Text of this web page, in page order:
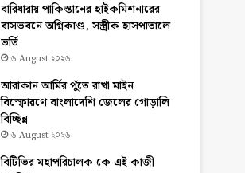
বারিধারায় পাকিস্তানের হাইকমিশনারের
বাসভবনে অগ্নিকাণ্ড, সস্ত্রীক হাসপাতালে
ভর্তি
৬ August ২০২৬
আরাকান আর্মির পুঁতে রাখা মাইন
বিস্ফোরণে বাংলাদেশি জেলের গোড়ালি
বিচ্ছিন্ন
৬ August ২০২৬
বিটিভির মহাপরিচালক কে এই কাজী